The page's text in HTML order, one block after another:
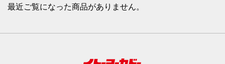
最近ご覧になった商品がありません。